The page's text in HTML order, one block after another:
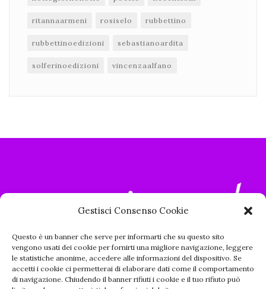
Gestisci Consenso Cookie
Questo è un banner che serve per informarti che su questo sito
vengono usati dei cookie per fornirti una migliore navigazione, leggere
le statistiche anonime, accedere alle informazioni del dispositivo. Se
accetti i cookie ci permetterai di elaborare dati come il comportamento
di navigazione. Chiudendo il banner rifiuti i cookie e il tuo rifiuto può
ritannaarmeni rosiselo rubbettino
rubbettinoedizioni sebastianoardita
solferinoedizioni vincenzaalfano